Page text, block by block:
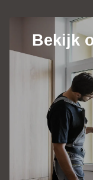
Bekijk